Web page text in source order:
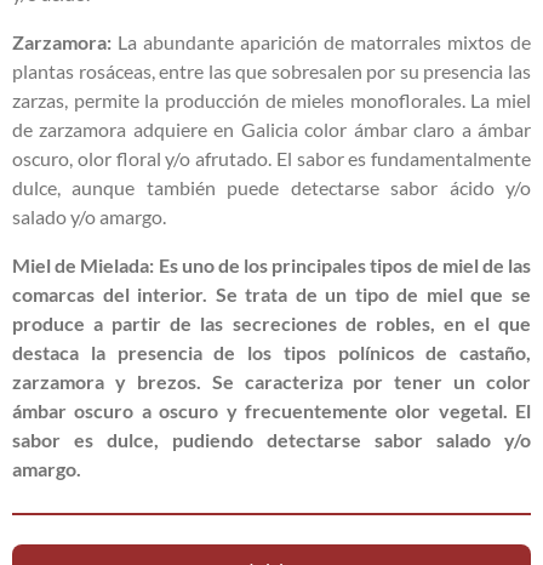
Zarzamora: La abundante aparición de matorrales mixtos de
plantas rosáceas, entre las que sobresalen por su presencia las
zarzas, permite la producción de mieles monoflorales. La miel
de zarzamora adquiere en Galicia color ámbar claro a ámbar
oscuro, olor floral y/o afrutado. El sabor es fundamentalmente
dulce, aunque también puede detectarse sabor ácido y/o
salado y/o amargo.
Miel de Mielada: Es uno de los principales tipos de miel de las
comarcas del interior. Se trata de un tipo de miel que se
produce a partir de las secreciones de robles, en el que
destaca la presencia de los tipos polínicos de castaño,
zarzamora y brezos. Se caracteriza por tener un color
ámbar oscuro a oscuro y frecuentemente olor vegetal. El
sabor es dulce, pudiendo detectarse sabor salado y/o
amargo.